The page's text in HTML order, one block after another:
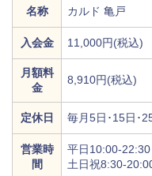
名称 カルド 亀戸
入会金 11,000円(税込)
月額料
金
8,910円(税込)
定休日 毎月5日･15日･
営業時
間
平日10:00-22:30
土日祝8:30-